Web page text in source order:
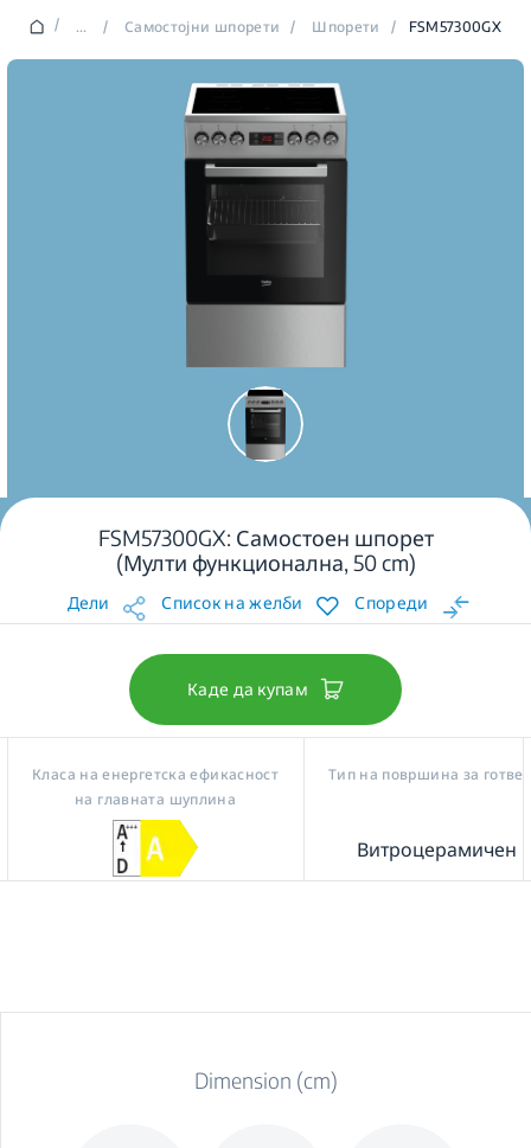
/ ... / Самостојни шпорети / Шпорети / FSM57300GX
FSM57300GX: Самостоен шпорет
(Мулти функционална, 50 cm)
Дели Список на желби Спореди
Каде да купам
Класа на енергетска ефикасност
на главната шуплина
Тип на површина за
Витроцерамичен
Dimension (cm)